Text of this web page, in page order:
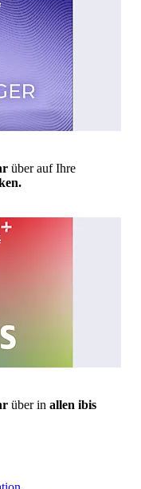
über auf Ihre
über in allen ibis